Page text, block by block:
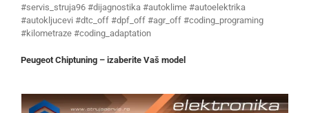
#servis_struja96 #dijagnostika #autoklime #autoelektrika
#autokljucevi #dtc_off #dpf_off #agr_off #coding_programing
#kilometraze #coding_adaptation
Peugeot Chiptuning – izaberite Vaš model